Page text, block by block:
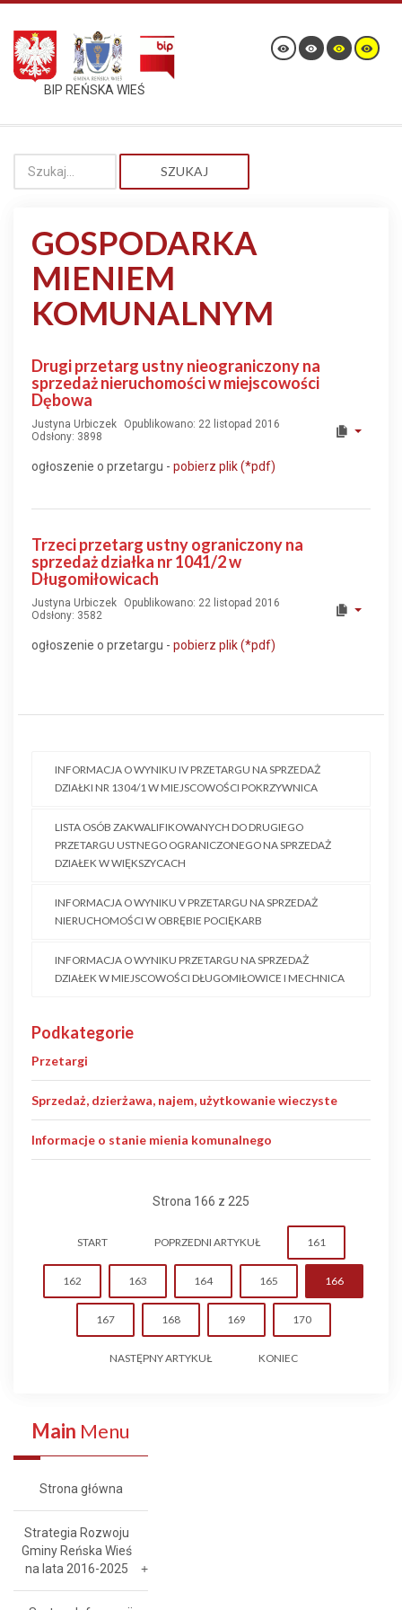
BIP REŃSKA WIEŚ
SZUKAJ
GOSPODARKA
MIENIEM
KOMUNALNYM
Drugi przetarg ustny nieograniczony na
sprzedaż nieruchomości w miejscowości
Dębowa
Justyna Urbiczek
Opublikowano: 22 listopad 2016
Odsłony: 3898
ogłoszenie o przetargu - pobierz plik (*pdf)
Trzeci przetarg ustny ograniczony na
sprzedaż działka nr 1041/2 w
Długomiłowicach
Justyna Urbiczek
Opublikowano: 22 listopad 2016
Odsłony: 3582
ogłoszenie o przetargu - pobierz plik (*pdf)
INFORMACJA O WYNIKU IV PRZETARGU NA SPRZEDAŻ
DZIAŁKI NR 1304/1 W MIEJSCOWOŚCI POKRZYWNICA
LISTA OSÓB ZAKWALIFIKOWANYCH DO DRUGIEGO
PRZETARGU USTNEGO OGRANICZONEGO NA SPRZEDAŻ
DZIAŁEK W WIĘKSZYCACH
INFORMACJA O WYNIKU V PRZETARGU NA SPRZEDAŻ
NIERUCHOMOŚCI W OBRĘBIE POCIĘKARB
INFORMACJA O WYNIKU PRZETARGU NA SPRZEDAŻ
DZIAŁEK W MIEJSCOWOŚCI DŁUGOMIŁOWICE I MECHNICA
Podkategorie
Przetargi
Sprzedaż, dzierżawa, najem, użytkowanie wieczyste
Informacje o stanie mienia komunalnego
Strona 166 z 225
START POPRZEDNI ARTYKUŁ 161
162 163 164 165 166
167 168 169 170
NASTĘPNY ARTYKUŁ KONIEC
Main Menu
Strona główna
Strategia Rozwoju
Gminy Reńska Wieś
na lata 2016-2025